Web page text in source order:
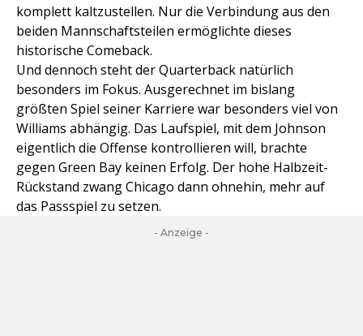
komplett kaltzustellen. Nur die Verbindung aus den
beiden Mannschaftsteilen ermöglichte dieses
historische Comeback.
Und dennoch steht der Quarterback natürlich
besonders im Fokus. Ausgerechnet im bislang
größten Spiel seiner Karriere war besonders viel von
Williams abhängig. Das Laufspiel, mit dem Johnson
eigentlich die Offense kontrollieren will, brachte
gegen Green Bay keinen Erfolg. Der hohe Halbzeit-
Rückstand zwang Chicago dann ohnehin, mehr auf
das Passspiel zu setzen.
- Anzeige -